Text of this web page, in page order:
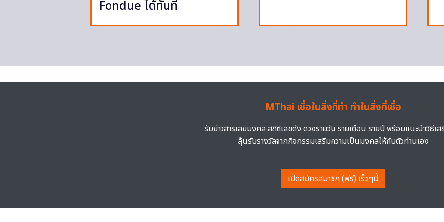
Fondue ได้ทันที
MThai เชื่อในสิ่งที่ทำ ทำในสิ่งที่เชื่อ
รับข่าวสารเลขมงคล สถิติเลขดัง ดวงรายวัน รายเดือน รายปี พร้อมแนะนำวิธีเส
ลุ้นรับรางวัลจากกิจกรรมเสริมความเป็นมงคลให้กับตัวท่านเอง
เปิดสมัครสมาชิก (ฟรี) เร็วๆนี้